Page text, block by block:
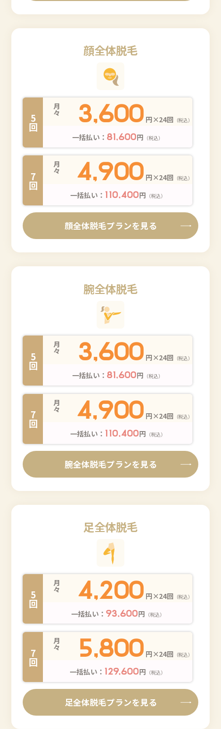
顔全体脱毛
5回
月々 3,600 円×24回 （税込）
一括払い： 81,600円 （税込）
7回
月々 4,900 円×24回 （税込）
一括払い： 110,400円 （税込）
顔全体脱毛プランを見る
腕全体脱毛
5回
月々 3,600 円×24回 （税込）
一括払い： 81,600円 （税込）
7回
月々 4,900 円×24回 （税込）
一括払い： 110,400円 （税込）
腕全体脱毛プランを見る
足全体脱毛
5回
月々 4,200 円×24回 （税込）
一括払い： 93,600円 （税込）
7回
月々 5,800 円×24回 （税込）
一括払い： 129,600円 （税込）
足全体脱毛プランを見る